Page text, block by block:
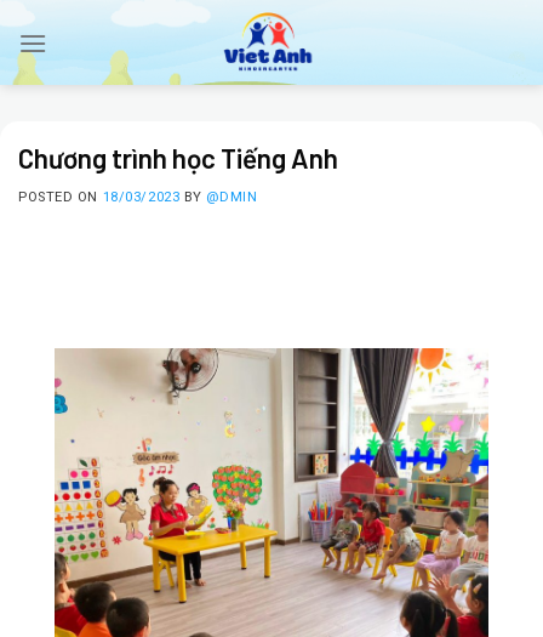
content
Chương trình học Tiếng Anh
POSTED ON 18/03/2023 BY @DMIN